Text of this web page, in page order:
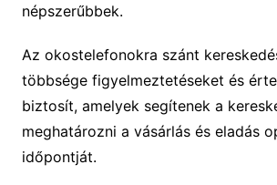
népszerűbbek.
Az okostelefonokra szánt
többsége figyelmeztetéseket és
biztosít, amelyek segítenek a
meghatározni a vásárlás és eladás
időpontját.